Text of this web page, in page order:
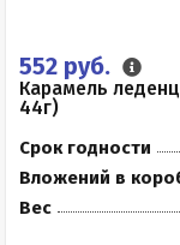
552 руб.
Карамель
44г)
Срок годности
Вложений в
Вес